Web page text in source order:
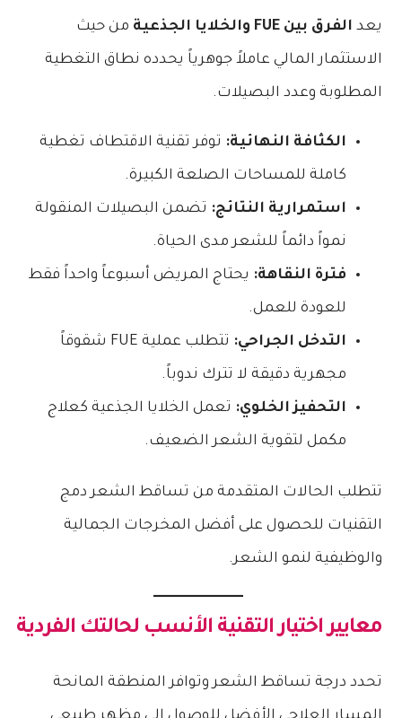
يعد الفرق بين FUE والخلايا الجذعية من حيث
الاستثمار المالي عاملاً جوهرياً يحدده نطاق التغطية
المطلوبة وعدد البصيلات.
الكثافة النهائية: توفر تقنية الاقتطاف تغطية
كاملة للمساحات الصلعة الكبيرة.
استمرارية النتائج: تضمن البصيلات المنقولة
نمواً دائماً للشعر مدى الحياة.
فترة النقاهة: يحتاج المريض أسبوعاً واحداً فقط
للعودة للعمل.
التدخل الجراحي: تتطلب عملية FUE شقوقاً
مجهرية دقيقة لا تترك ندوباً.
التحفيز الخلوي: تعمل الخلايا الجذعية كعلاج
مكمل لتقوية الشعر الضعيف.
تتطلب الحالات المتقدمة من تساقط الشعر دمج
التقنيات للحصول على أفضل المخرجات الجمالية
والوظيفية لنمو الشعر.
معايير اختيار التقنية الأنسب لحالتك الفردية
تحدد درجة تساقط الشعر وتوافر المنطقة المانحة